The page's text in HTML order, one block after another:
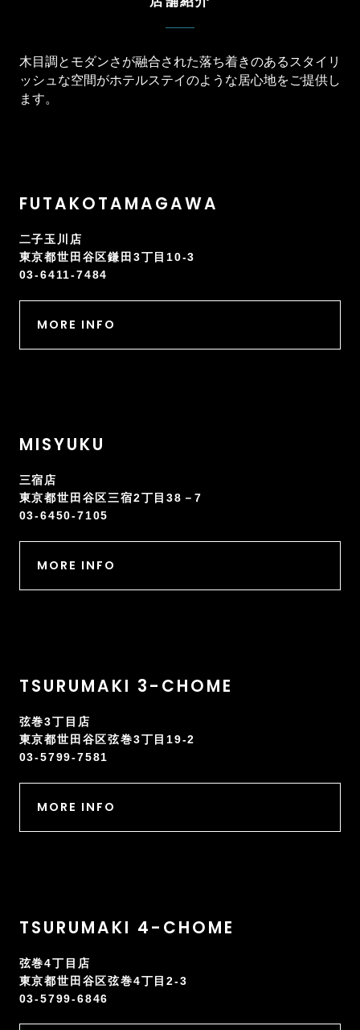
木目調とモダンさが融合された落ち着きのあるスタイリ
ッシュな空間がホテルステイのような居心地をご提供し
ます。
FUTAKOTAMAGAWA
二子玉川店
東京都世田谷区鎌田3丁目10-3
03-6411-7484
MORE INFO
MISYUKU
三宿店
東京都世田谷区三宿2丁目38－7
03-6450-7105
MORE INFO
TSURUMAKI 3-CHOME
弦巻3丁目店
東京都世田谷区弦巻3丁目19-2
03-5799-7581
MORE INFO
TSURUMAKI 4-CHOME
弦巻4丁目店
東京都世田谷区弦巻4丁目2-3
03-5799-6846